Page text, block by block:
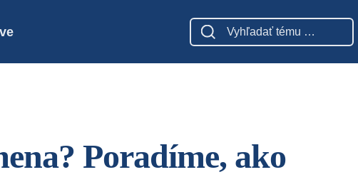
Poradíme, ako